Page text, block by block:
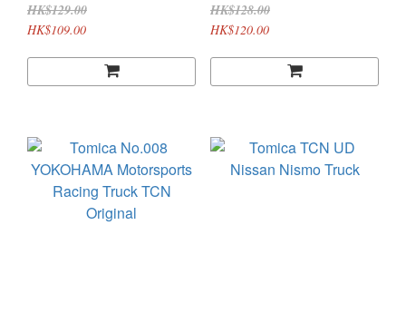
Racing Transporter ＴＣ
Ｎオリジナル ROOKIE
4904810941279
HK$129.00
HK$109.00
IMPUL Racing Truck (ト
ミカ TCNオリジナル
ムインパル レーシングト
ラック 4904810171591
HK$128.00
HK$120.00